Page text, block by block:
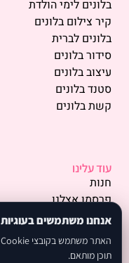
בלונים לימי הולדת
קיר צילום בלונים
בלונים לברית
סידור בלונים
עיצוב בלונים
סטנד בלונים
קשת בלונים
עוד עלינו
חנות
פרסמו אצלנו
תמונות
המלצות
אנחנו משתמשים בעוגיות
תוכן מותאם.